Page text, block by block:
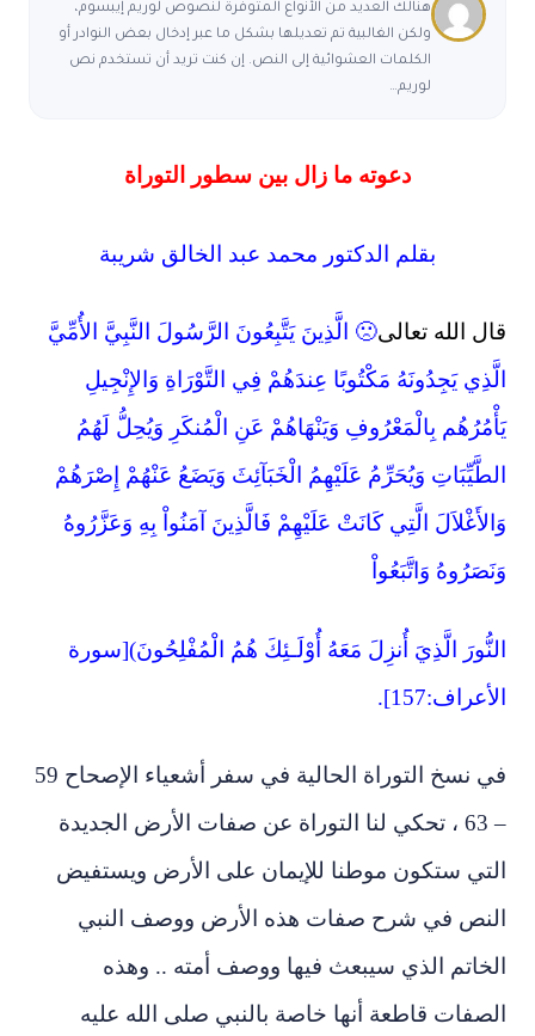
هنالك العديد من الأنواع المتوفرة لنصوص لوريم إيبسوم،
ولكن الغالبية تم تعديلها بشكل ما عبر إدخال بعض النوادر أو
الكلمات العشوائية إلى النص. إن كنت تريد أن تستخدم نص
لوريم…
دعوته ما زال بين سطور التوراة
بقلم الدكتور محمد عبد الخالق شريبة
الله تعالى🙁 الَّذِينَ يَتَّبِعُونَ الرَّسُولَ النَّبِيَّ الأُمِّيَّ
يَجِدُونَهُ مَكْتُوبًا عِندَهُمْ فِي التَّوْرَاةِ وَالإِنْجِيلِ
بِالْمَعْرُوفِ وَيَنْهَاهُمْ عَنِ الْمُنكَرِ وَيُحِلُّ لَهُمُ
وَيُحَرِّمُ عَلَيْهِمُ الْخَبَآئِثَ وَيَضَعُ عَنْهُمْ إِصْرَهُمْ
الَّتِي كَانَتْ عَلَيْهِمْ فَالَّذِينَ آمَنُواْ بِهِ وَعَزَّرُوهُ
وَاتَّبَعُواْ
الَّذِيَ أُنزِلَ مَعَهُ أُوْلَـئِكَ هُمُ الْمُفْلِحُونَ)[سورة
في نسخ التوراة الحالية في سفر أشعياء الإصحاح 59
– 63 ، تحكي لنا التوراة عن صفات الأرض الجديدة
ستكون موطنا للإيمان على الأرض ويستفيض
في شرح صفات هذه الأرض ووصف النبي
الذي سيبعث فيها ووصف أمته .. وهذه
قاطعة أنها خاصة بالنبي صلى الله عليه